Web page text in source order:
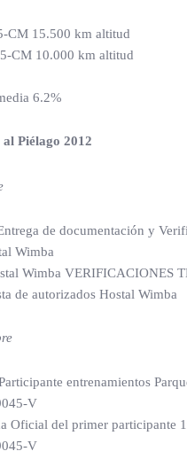
CM 15.500 km altitud
CM 10.000 km altitud
6.2%
Piélago 2012
de documentación y
Wimba
Wimba VERIFICACIONES
de autorizados Hostal Wimba
entrenamientos
V
Oficial del primer participante
V